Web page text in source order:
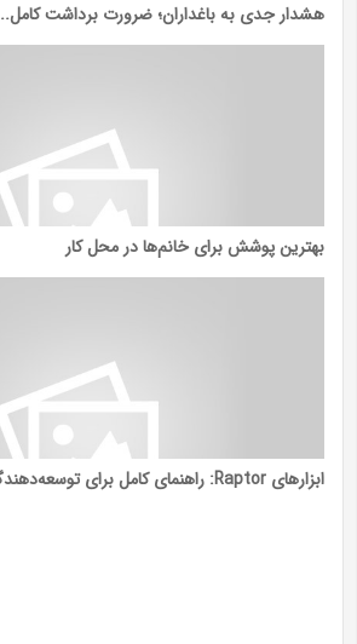
هشدار جدی به باغداران؛ ضرورت برداشت کامل...
بهترین پوشش برای خانم‌ها در محل کار
ابزارهای Raptor: راهنمای کامل برای توسعه‌دهندگان